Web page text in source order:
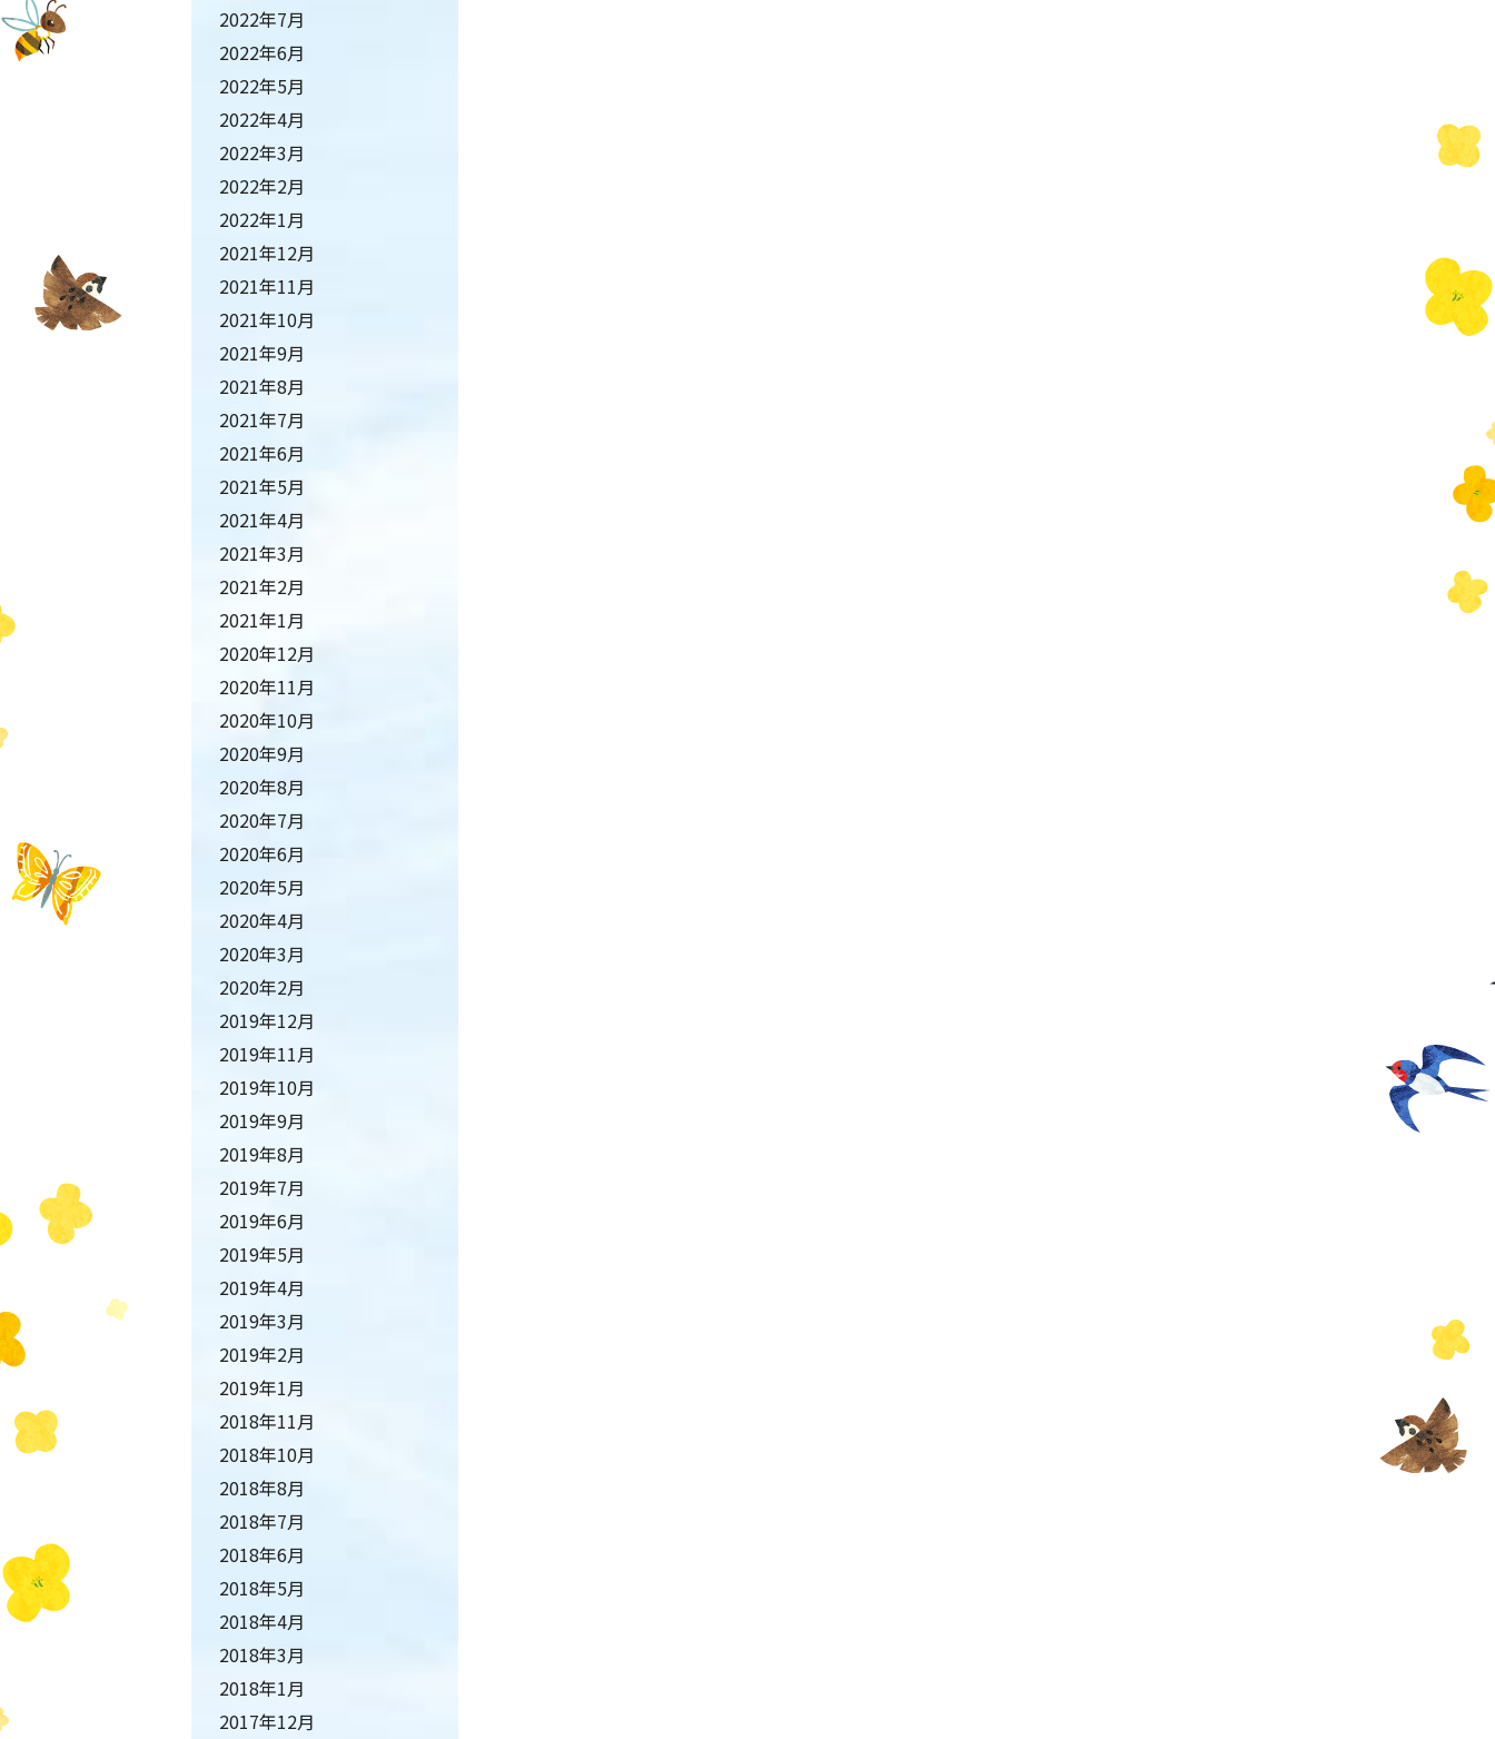
2022年7月
2022年6月
2022年5月
2022年4月
2022年3月
2022年2月
2022年1月
2021年12月
2021年11月
2021年10月
2021年9月
2021年8月
2021年7月
2021年6月
2021年5月
2021年4月
2021年3月
2021年2月
2021年1月
2020年12月
2020年11月
2020年10月
2020年9月
2020年8月
2020年7月
2020年6月
2020年5月
2020年4月
2020年3月
2020年2月
2019年12月
2019年11月
2019年10月
2019年9月
2019年8月
2019年7月
2019年6月
2019年5月
2019年4月
2019年3月
2019年2月
2019年1月
2018年11月
2018年10月
2018年8月
2018年7月
2018年6月
2018年5月
2018年4月
2018年3月
2018年1月
2017年12月